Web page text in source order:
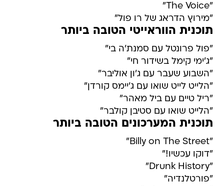
"The Voice"
"מירוץ הדראג של רו פול"
תוכנית הווראייטי הטובה ביותר
"פול פרונטל עם סמנת'ה בי"
"ג'ימי קימל בשידור חי"
"השבוע שעבר עם ג'ון אוליבר"
"הלייט לייט שואו עם ג'יימס קורדן"
"ריל טיים עם ביל מאהר"
"הלייט שואו עם סטיבן קולבר"
תוכנית המערכונים הטובה ביותר
"Billy on The Street"
"דוקו עכשיו!"
"Drunk History"
"פורטלנדיה"